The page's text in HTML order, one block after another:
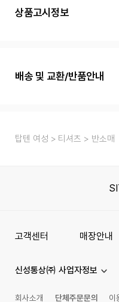
상품고시정보
배송 및 교환/반품안내
탑텐 여성 티셔츠 반소매
고객센터 매장안내
신성통상㈜ 사업자정보
회사소개 단체주문문의 이